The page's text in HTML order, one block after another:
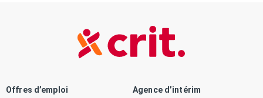
Offres d’emploi Agence d’intérim